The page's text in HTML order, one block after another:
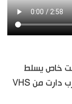
خاص يسلط
الضوء على طبقة من حرب السرديات. حرب دارت من VHS